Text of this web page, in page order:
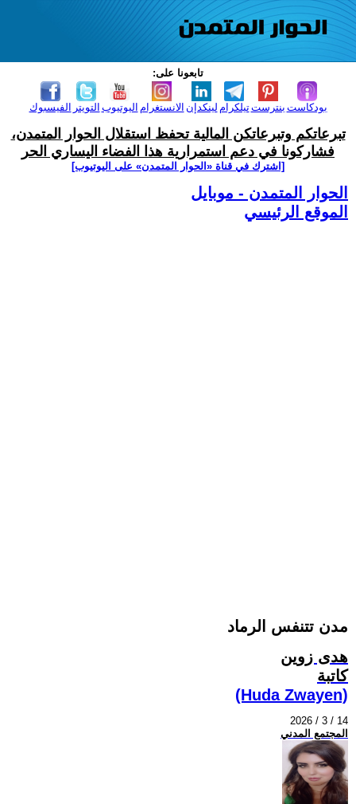
تابعونا على:
الفيسبوك التويتر اليوتيوب الانستغرام لينكدإن تيلكرامبنترست بودكاست
تبرعاتكم وتبرعاتكن المالية تحفظ استقلال الحوار المتمدن،
فشاركونا في دعم استمرارية هذا الفضاء اليساري الحر
[اشترك في قناة ‫«الحوار المتمدن» على اليوتيوب]
الحوار المتمدن - موبايل
الموقع الرئيسي
مدن تتنفس الرماد
هدى زوين
كاتبة
(Huda Zwayen)
2026 / 3 / 14
المجتمع المدني